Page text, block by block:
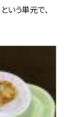
いう単元で、